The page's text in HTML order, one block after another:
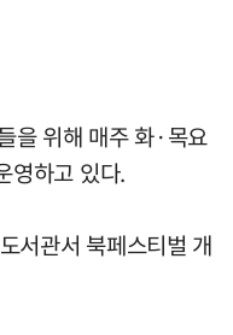
을 위해 매주 화·목요
영하고 있다.
서관서 북페스티벌 개